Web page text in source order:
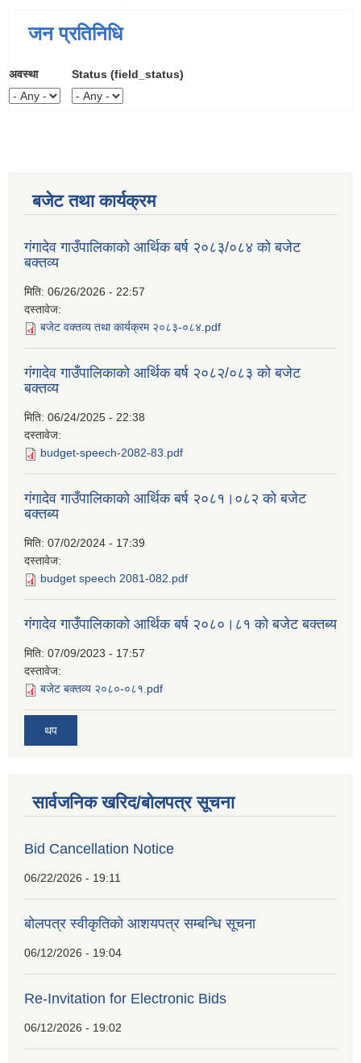
जन प्रतिनिधि
अवस्था Status (field_status)
बजेट तथा कार्यक्रम
गंगादेव गाउँपालिकाको आर्थिक बर्ष २०८३/०८४ को बजेट
बक्तव्य
मिति: 06/26/2026 - 22:57
दस्तावेज:
बजेट वक्तव्य तथा कार्यक्रम २०८३-०८४.pdf
गंगादेव गाउँपालिकाको आर्थिक बर्ष २०८२/०८३ को बजेट
बक्तव्य
मिति: 06/24/2025 - 22:38
दस्तावेज:
budget-speech-2082-83.pdf
गंगादेव गाउँपालिकाको आर्थिक बर्ष २०८१।०८२ को बजेट
बक्तब्य
मिति: 07/02/2024 - 17:39
दस्तावेज:
budget speech 2081-082.pdf
गंगादेव गाउँपालिकाको आर्थिक बर्ष २०८०।८१ को बजेट बक्तब्य
मिति: 07/09/2023 - 17:57
दस्तावेज:
बजेट बक्तव्य २०८०-०८१.pdf
थप
सार्वजनिक खरिद/बोलपत्र सूचना
Bid Cancellation Notice
06/22/2026 - 19:11
बोलपत्र स्वीकृतिको आशयपत्र सम्बन्धि सूचना
06/12/2026 - 19:04
Re-Invitation for Electronic Bids
06/12/2026 - 19:02